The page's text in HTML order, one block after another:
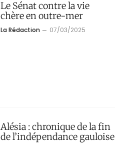
Le Sénat contre la vie
chère en outre-mer
La Rédaction 07/03/2025
Alésia : chronique de la fin
de l’indépendance gauloise